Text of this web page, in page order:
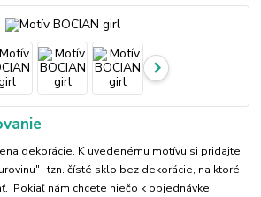
dekorácie. K uvedenému motívu si pridajte
tzn. čísté sklo bez dekorácie, na ktoré
Pokiaľ nám chcete niečo k objednávke